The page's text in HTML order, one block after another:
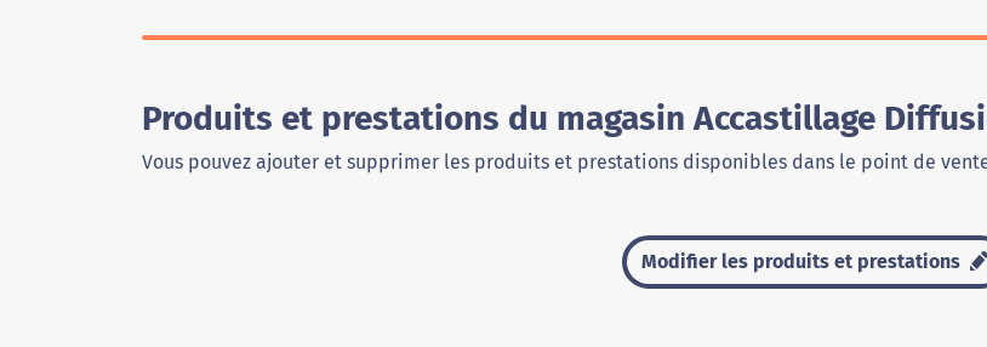
Produits et prestations du magasin Accastillage
Vous pouvez ajouter et supprimer les produits et prestations disponibles dans le point de
Modifier les produits et prestations